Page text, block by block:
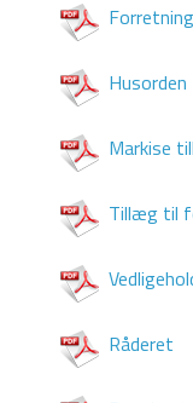
Husorden
Markise
Tillæg til
Råderet